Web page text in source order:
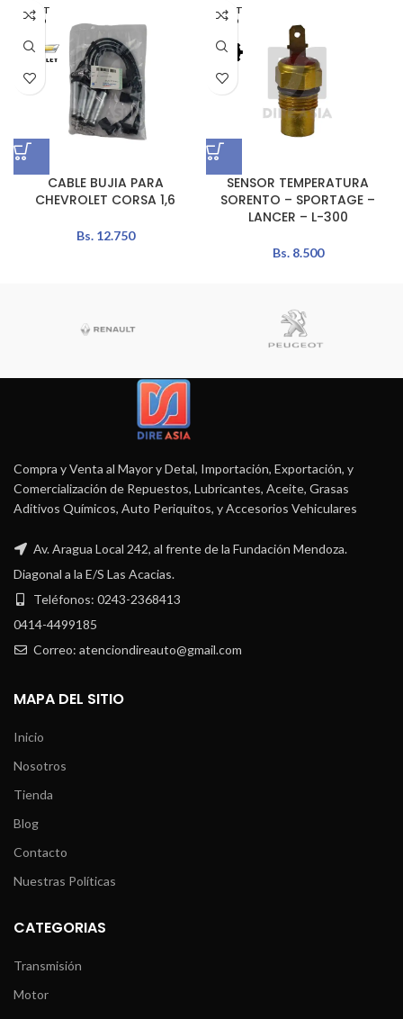
AGOT
ADO
CABLE BUJIA PARA
CHEVROLET CORSA 1,6
Bs.12.750
AGOT
ADO
SENSOR TEMPERATURA
SORENTO – SPORTAGE –
LANCER – L-300
Bs.8.500
Compra y Venta al Mayor y Detal, Importación, Exportación, y
Comercialización de Repuestos, Lubricantes, Aceite, Grasas
Aditivos Químicos, Auto Periquitos, y Accesorios Vehiculares
Av. Aragua Local 242, al frente de la Fundación Mendoza.
Diagonal a la E/S Las Acacias.
Teléfonos: 0243-2368413
0414-4499185
Correo: atenciondireauto@gmail.com
MAPA DEL SITIO
Inicio
Nosotros
Tienda
Blog
Contacto
Nuestras Políticas
CATEGORIAS
Transmisión
Motor